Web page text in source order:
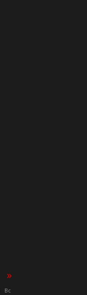
»
Вс